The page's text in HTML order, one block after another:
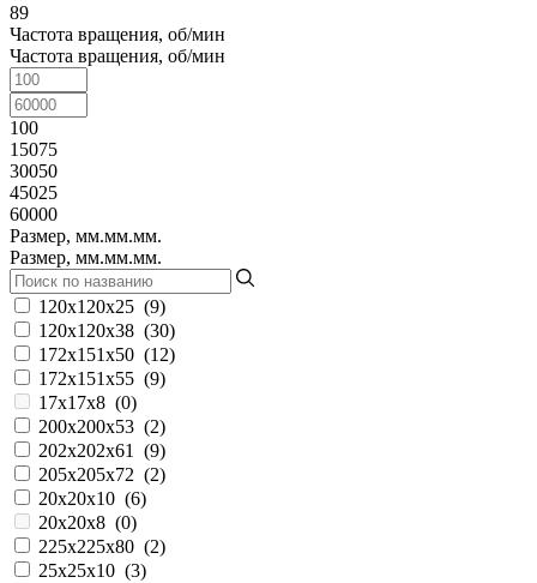
89
Частота вращения, об/мин
Частота вращения, об/мин
100
15075
30050
45025
60000
Размер, мм.мм.мм.
Размер, мм.мм.мм.
120x120x25 (9)
120x120x38 (30)
172x151x50 (12)
172x151x55 (9)
17x17x8 (0)
200x200x53 (2)
202x202x61
(9)
205x205x72 (2)
20x20x10 (6)
20x20x8 (0)
225x225x80 (2)
25x25x10 (3)